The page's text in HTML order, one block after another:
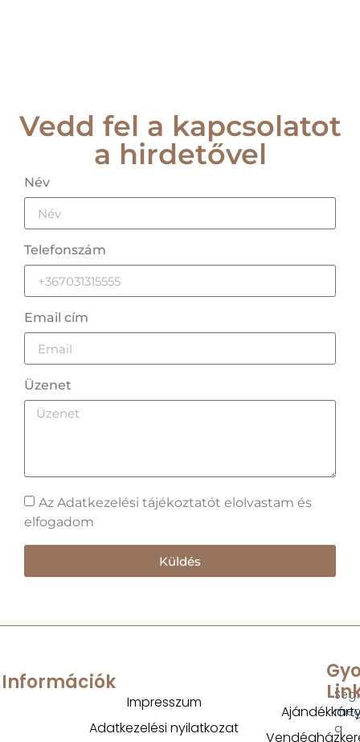
Vedd fel a kapcsolatot
a hirdetővel
Név
Telefonszám
Email cím
Üzenet
Az Adatkezelési tájékoztatót elolvastam és
elfogadom
Küldés
a
Információk
Impresszum
Adatkezelési nyilatkozat